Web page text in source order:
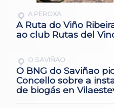
A PEROXA
A Ruta do Viño
ao club Rutas del
O SAVIÑAO
O BNG do Saviñao
Concello sobre a
de biogás en